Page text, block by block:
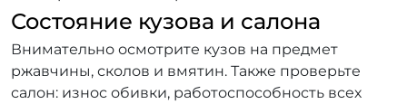
Состояние кузова и салона
Внимательно осмотрите кузов на предмет
ржавчины, сколов и вмятин. Также проверьте
салон: износ обивки, работоспособность всех